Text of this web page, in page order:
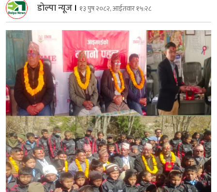
डोल्पा न्यूज । १३ पुष २०८२, आईतवार १५:२८